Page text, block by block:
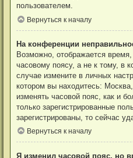
пользователем.
Вернуться к началу
На конференции
Возможно, отображается
часовому поясу, а не к тому, в
случае измените в личных
котором вы находитесь:
изменять часовой пояс, как и
только зарегистрированные
зарегистрированы, то сейчас
Вернуться к началу
Я изменил часовой пояс, но